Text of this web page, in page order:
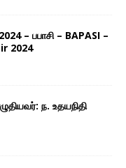
– பபாசி – BAPASI –
2024
ந. உதயநிதி